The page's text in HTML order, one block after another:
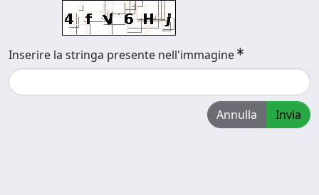
Inserire la stringa presente nell'immagine
Annulla Invia